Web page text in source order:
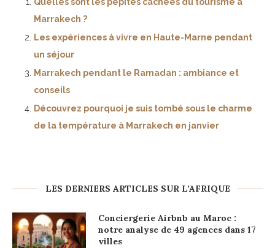
Marrakech ?
Les expériences à vivre en Haute-Marne pendant
un séjour
Marrakech pendant le Ramadan : ambiance et
conseils
Découvrez pourquoi je suis tombé sous le charme
de la température à Marrakech en janvier
LES DERNIERS ARTICLES SUR L’AFRIQUE
Conciergerie Airbnb au Maroc :
notre analyse de 49 agences dans 17
villes